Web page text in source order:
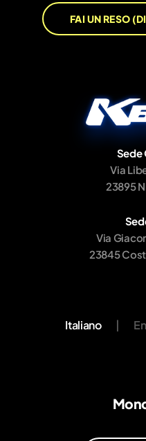
FAI UN RESO
Sede
Via
23895
Via
23845
Italiano |